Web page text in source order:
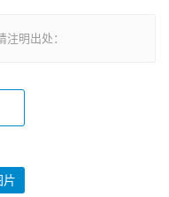
明出处：
片